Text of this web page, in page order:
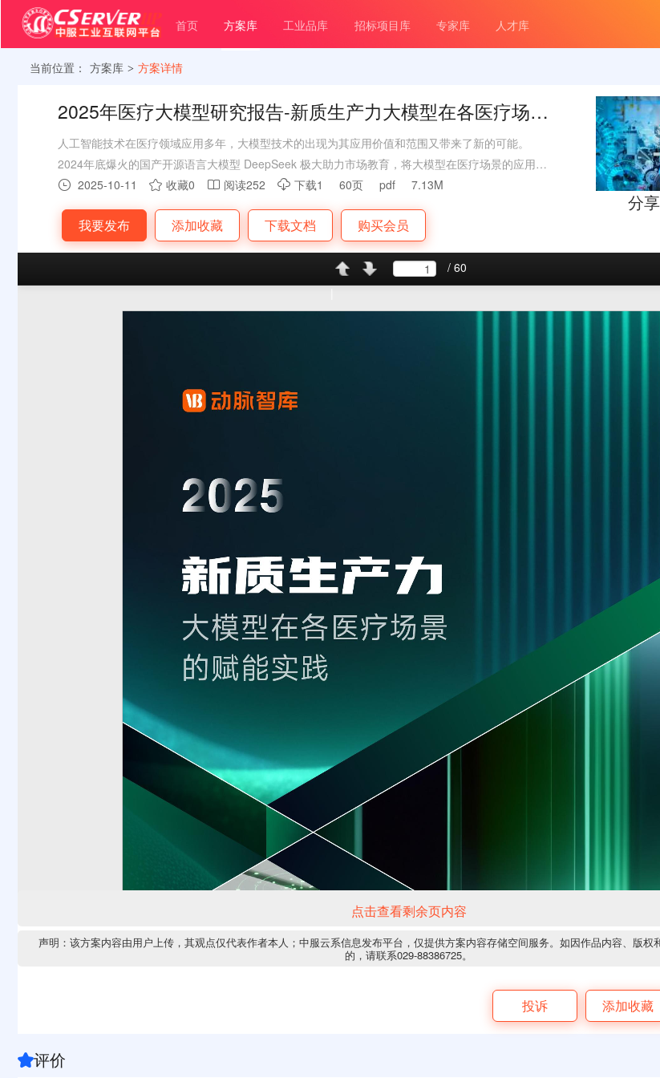
首页 方案库 工业品库 招标项目库 专家库 人才库
当前位置： 方案库 > 方案详情
2025年医疗大模型研究报告-新质生产力大模型在各医疗场景
的赋能实践
人工智能技术在医疗领域应用多年，大模型技术的出现为其应用价值和范围又带来了新的可能。
2024年底爆火的国产开源语言大模型 DeepSeek 极大助力市场教育，将大模型在医疗场景的应用迫
切度也提到历史新高点。医疗领域已经出现数百个垂直大模型应用于各个环节，企业从自身数据及
市场优势出发自研专业大模型。产品虽众多，但是产品到商品还受政策、市场等影响。目前，医疗
大模型在医疗领域的渗透率、应用情况应用成果到底如何?
 2025-10-11  收藏0  阅读252  下载1 60页 pdf 7.13M
我要发布 添加收藏 下载文档 购买会员
分
点击查看剩余页内容
声明：该方案内容由用户上传，其观点仅代表作者本人；中服云系信息发布平台，仅提供方案内容存储空间服务。如因作品内容、版权
的，请联系029-88386725。
投诉 添加收藏
评价